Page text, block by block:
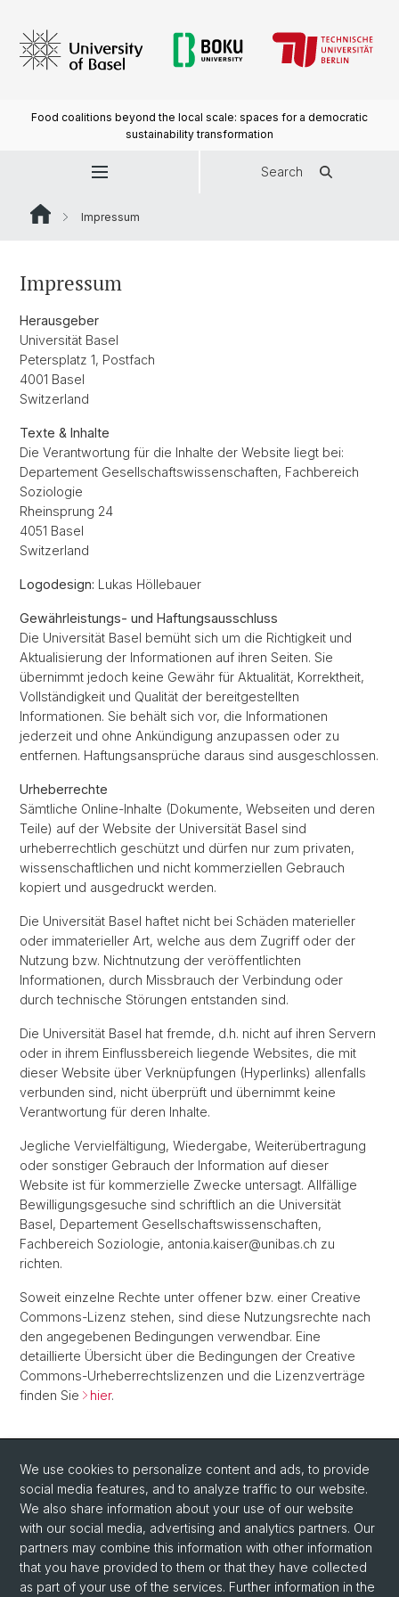
Food coalitions beyond the local scale: spaces for a democratic
sustainability transformation
Search
Impressum
Impressum
Herausgeber
Universität Basel
Petersplatz 1, Postfach
4001 Basel
Switzerland
Texte & Inhalte
Die Verantwortung für die Inhalte der Website liegt bei:
Departement Gesellschaftswissenschaften, Fachbereich
Soziologie
Rheinsprung 24
4051 Basel
Switzerland
Logodesign: Lukas Höllebauer
Gewährleistungs- und Haftungsausschluss
Die Universität Basel bemüht sich um die Richtigkeit und
Aktualisierung der Informationen auf ihren Seiten. Sie
übernimmt jedoch keine Gewähr für Aktualität, Korrektheit,
Vollständigkeit und Qualität der bereitgestellten
Informationen. Sie behält sich vor, die Informationen
jederzeit und ohne Ankündigung anzupassen oder zu
entfernen. Haftungsansprüche daraus sind ausgeschlossen.
Urheberrechte
Sämtliche Online-Inhalte (Dokumente, Webseiten und deren
Teile) auf der Website der Universität Basel sind
urheberrechtlich geschützt und dürfen nur zum privaten,
wissenschaftlichen und nicht kommerziellen Gebrauch
kopiert und ausgedruckt werden.
Die Universität Basel haftet nicht bei Schäden materieller
oder immaterieller Art, welche aus dem Zugriff oder der
Nutzung bzw. Nichtnutzung der veröffentlichten
Informationen, durch Missbrauch der Verbindung oder
durch technische Störungen entstanden sind.
Die Universität Basel hat fremde, d.h. nicht auf ihren Servern
oder in ihrem Einflussbereich liegende Websites, die mit
dieser Website über Verknüpfungen (Hyperlinks) allenfalls
verbunden sind, nicht überprüft und übernimmt keine
Verantwortung für deren Inhalte.
Jegliche Vervielfältigung, Wiedergabe, Weiterübertragung
oder sonstiger Gebrauch der Information auf dieser
Website ist für kommerzielle Zwecke untersagt. Allfällige
Bewilligungsgesuche sind schriftlich an die Universität
Basel, Departement Gesellschaftswissenschaften,
Fachbereich Soziologie, antonia.kaiser@unibas.ch zu
richten.
Soweit einzelne Rechte unter offener bzw. einer Creative
Commons-Lizenz stehen, sind diese Nutzungsrechte nach
den angegebenen Bedingungen verwendbar. Eine
detaillierte Übersicht über die Bedingungen der Creative
Commons-Urheberrechtslizenzen und die Lizenzverträge
finden Sie
hier.
We use cookies to personalize content and ads, to provide
social media features, and to analyze traffic to our website.
We also share information about your use of our website
with our social media, advertising and analytics partners. Our
partners may combine this information with other information
that you have provided to them or that they have collected
as part of your use of the services. Further information in the